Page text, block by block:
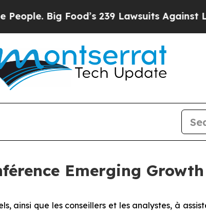
Big Food’s 239 Lawsuits Against Life-
Emerging
ainsi que les conseillers et les analystes, à